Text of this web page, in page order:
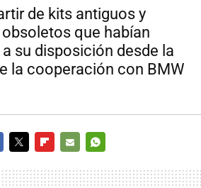
de kits antiguos y
que habían
su disposición desde la
la cooperación con BMW
MAIL